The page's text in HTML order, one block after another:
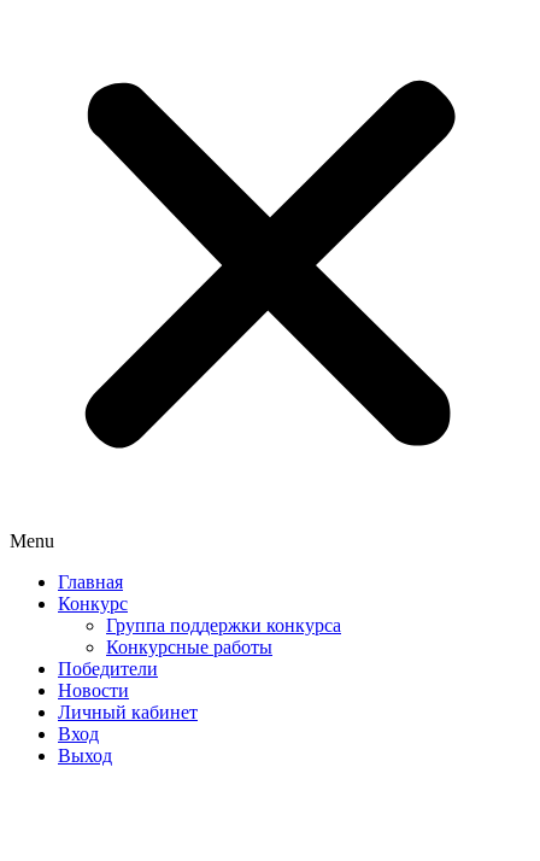
Menu
Главная
Конкурс
Группа поддержки конкурса
Конкурсные работы
Победители
Новости
Личный кабинет
Вход
Выход